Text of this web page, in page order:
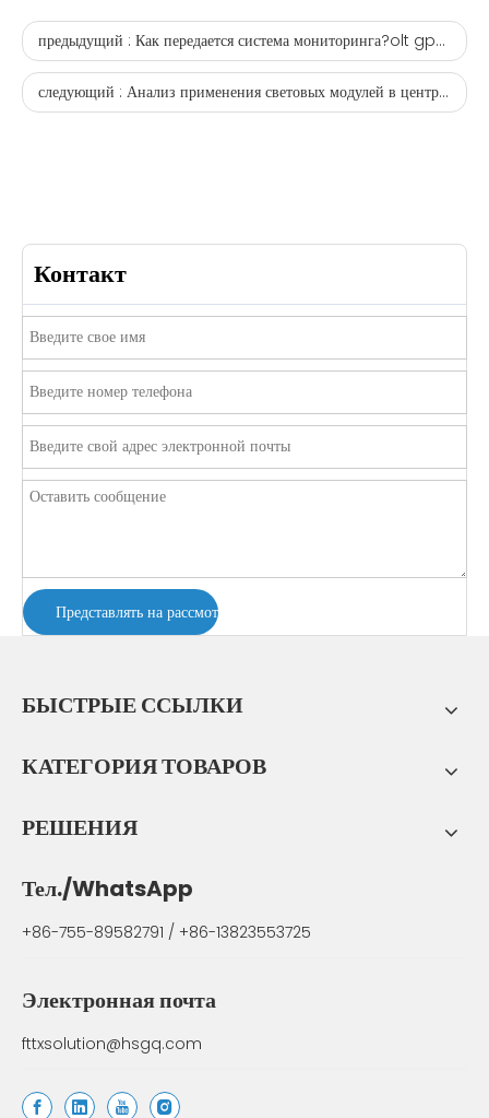
предыдущий : Как передается система мониторинга?olt gpon 88 портов Производство
следующий : Анализ применения световых модулей в центрах обработки данных.onu производитель модемов epon gpon
Контакт
Представлять на рассмотрение
БЫСТРЫЕ ССЫЛКИ
КАТЕГОРИЯ ТОВАРОВ
РЕШЕНИЯ
Тел./WhatsApp
+86-755-89582791 / +86-13823553725
Электронная почта
fttxsolution@hsgq.com